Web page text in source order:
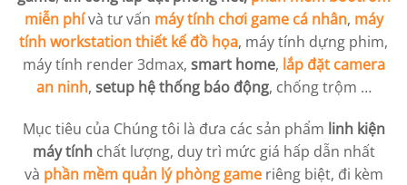
miễn phívà tư vấn máy tính chơi game cá nhân, máy
tính workstationthiết kế đồ họa, máy tính dựng phim,
máy tính render 3dmax, smart home, lắp đặt camera
an ninh, setup hệ thống báo động, chống trộm …
Mục tiêu của Chúng tôi là đưa các sản phẩm linh kiện
máy tínhchất lượng, duy trì mức giá hấp dẫn nhất
và phần mềm quản lý phòng gameriêng biệt, đi kèm